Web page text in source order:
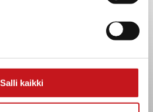
Salli kaikki
suunnitelmat, säännöt ja